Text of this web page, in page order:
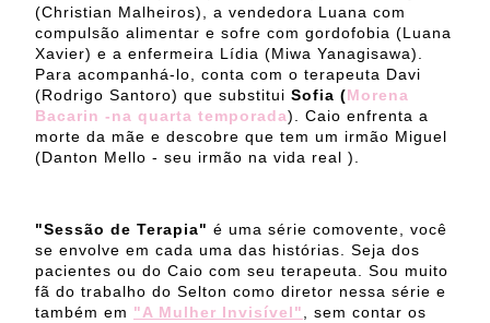
(Christian Malheiros), a vendedora Luana com
compulsão alimentar e sofre com gordofobia (Luana
Xavier) e a enfermeira Lídia (Miwa Yanagisawa).
Para acompanhá-lo, conta com o terapeuta Davi
(Rodrigo Santoro) que substitui Sofia (Morena
Bacarin -na quarta temporada). Caio enfrenta a
morte da mãe e descobre que tem um irmão Miguel
(Danton Mello - seu irmão na vida real ).
"Sessão de Terapia" é uma série comovente, você
se envolve em cada uma das histórias. Seja dos
pacientes ou do Caio com seu terapeuta. Sou muito
fã do trabalho do Selton como diretor nessa série e
também em "A Mulher Invisível"
, sem contar os